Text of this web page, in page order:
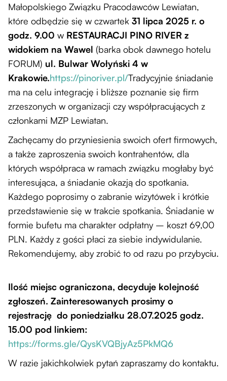
Małopolskiego Związku Pracodawców Lewiatan,
które odbędzie się w czwartek 31 lipca 2025 r. o
godz. 9.00 w RESTAURACJI PINO RIVER z
widokiem na Wawel (barka obok dawnego hotelu
FORUM) ul. Bulwar Wołyński 4 w
Krakowie.https://pinoriver.pl/Tradycyjnie śniadanie
ma na celu integrację i bliższe poznanie się firm
zrzeszonych w organizacji czy współpracujących z
członkami MZP Lewiatan.
Zachęcamy do przyniesienia swoich ofert firmowych,
a także zaproszenia swoich kontrahentów, dla
których współpraca w ramach związku mogłaby być
interesująca, a śniadanie okazją do spotkania.
Każdego poprosimy o zabranie wizytówek i krótkie
przedstawienie się w trakcie spotkania. Śniadanie w
formie bufetu ma charakter odpłatny – koszt 69,00
PLN. Każdy z gości płaci za siebie indywidulanie.
Rekomendujemy, aby zrobić to od razu po przybyciu.
Ilość miejsc ograniczona, decyduje kolejność
zgłoszeń. Zainteresowanych prosimy o
rejestrację do poniedziałku 28.07.2025 godz.
15.00 pod linkiem:
https://forms.gle/QysKVQBjyAz5PkMQ6
W razie jakichkolwiek pytań zapraszamy do kontaktu.